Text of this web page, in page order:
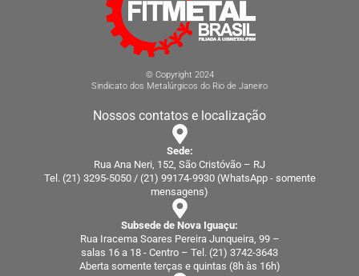
© Copyright 2024
Sindicato dos Metalúrgicos do Rio de Janeiro
Nossos contatos e localização
Sede:
Rua Ana Neri, 152, São Cristóvão – RJ
Tel. (21) 3295-5050 / (21) 99174-9930 (WhatsApp - somente
mensagens)
Subsede de Nova Iguaçu:
Rua Iracema Soares Pereira Junqueira, 99 –
salas 16 a 18 - Centro – Tel. (21) 3742-3643
Aberta somente terças e quintas (8h às 16h)